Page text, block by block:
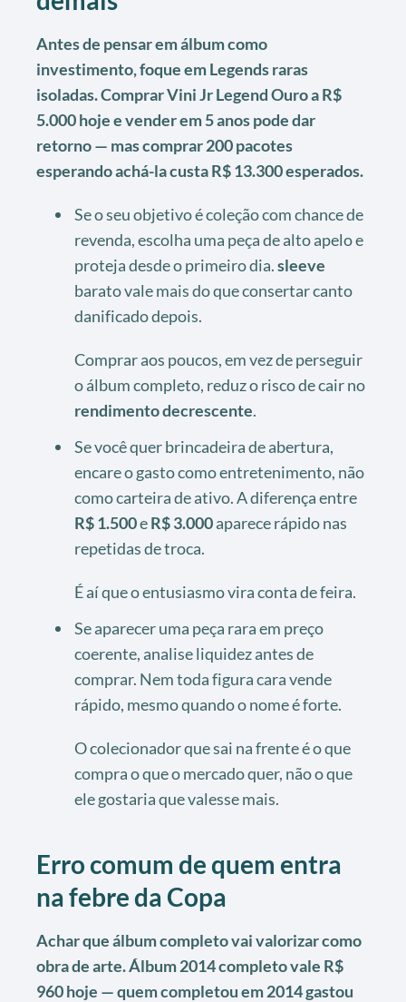
Antes de pensar em álbum como
investimento, foque em Legends raras
isoladas. Comprar Vini Jr Legend Ouro a R$
5.000 hoje e vender em 5 anos pode dar
retorno — mas comprar 200 pacotes
esperando achá-la custa R$ 13.300 esperados.
Se o seu objetivo é coleção com chance de
revenda, escolha uma peça de alto apelo e
proteja desde o primeiro dia.sleeve
barato vale mais do que consertar canto
danificado depois.
Comprar aos poucos, em vez de perseguir
o álbum completo, reduz o risco de cair no
rendimento decrescente.
Se você quer brincadeira de abertura,
encare o gasto como entretenimento, não
como carteira de ativo. A diferença entre
R$ 1.500eR$ 3.000aparece rápido nas
repetidas de troca.
É aí que o entusiasmo vira conta de feira.
Se aparecer uma peça rara em preço
coerente, analise liquidez antes de
comprar. Nem toda figura cara vende
rápido, mesmo quando o nome é forte.
O colecionador que sai na frente é o que
compra o que o mercado quer, não o que
ele gostaria que valesse mais.
Erro comum de quem entra
na febre da Copa
Achar que álbum completo vai valorizar como
obra de arte. Álbum 2014 completo vale R$
960 hoje — quem completou em 2014 gastou